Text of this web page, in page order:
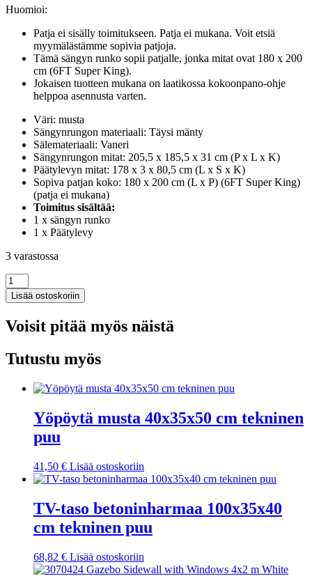
Huomioi:
Patja ei sisälly toimitukseen. Patja ei mukana. Voit etsiä
myymälästämme sopivia patjoja.
Tämä sängyn runko sopii patjalle, jonka mitat ovat 180 x 200
cm (6FT Super King).
Jokaisen tuotteen mukana on laatikossa kokoonpano-ohje
helppoa asennusta varten.
Väri: musta
Sängynrungon materiaali: Täysi mänty
Sälemateriaali: Vaneri
Sängynrungon mitat: 205,5 x 185,5 x 31 cm (P x L x K)
Päätylevyn mitat: 178 x 3 x 80,5 cm (L x S x K)
Sopiva patjan koko: 180 x 200 cm (L x P) (6FT Super King)
(patja ei mukana)
Toimitus sisältää:
1 x sängyn runko
1 x Päätylevy
3 varastossa
Sängynrunko
musta
180x200
Super
täysi
puu
Lisää ostoskoriin
Voisit pitää myös näistä
Tutustu myös
Yöpöytä musta 40x35x50 cm tekninen
puu
41,50 € Lisää ostoskoriin
TV-taso betoninharmaa 100x35x40
cm tekninen puu
68,82 € Lisää ostoskoriin